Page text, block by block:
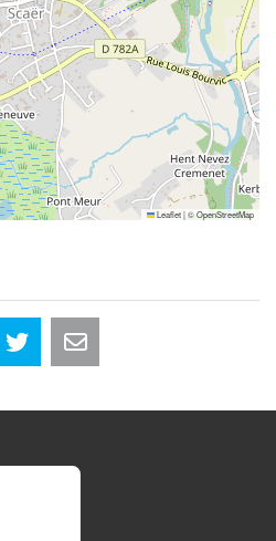
Leaflet|©OpenStreetMap